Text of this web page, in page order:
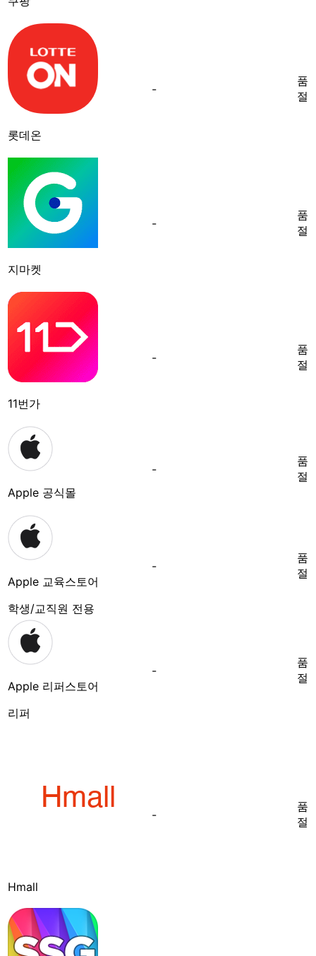
롯데온
-
품
절
지마켓
-
품
절
11번가
-
품
절
Apple 공식몰
-
품
절
Apple 교육스토어
학생/교직원 전용
-
품
절
Apple 리퍼스토어
리퍼
-
품
절
Hmall
-
품
절